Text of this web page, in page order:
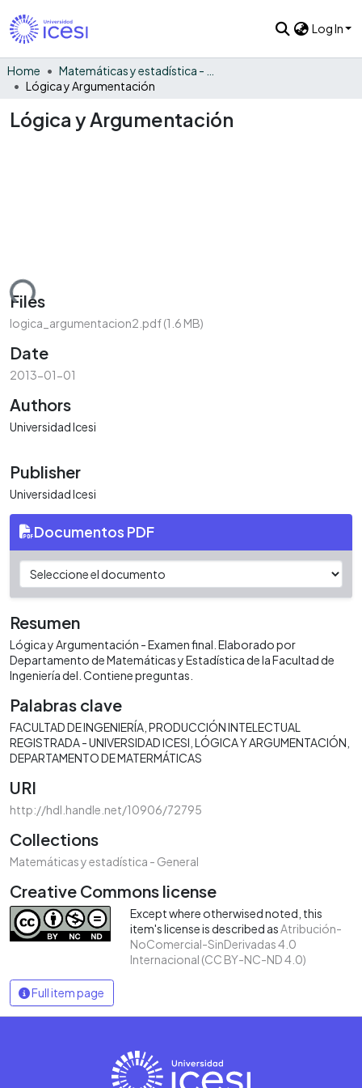
Log In
Home
Lógica y Argumentación
Lógica y Argumentación
Files
logica_argumentacion2.pdf(1.6 MB)
Date
2013-01-01
Authors
Universidad Icesi
Publisher
Universidad Icesi
Documentos PDF
Resumen
Lógica y Argumentación - Examen final. Elaborado por
Departamento de Matemáticas y Estadística de la Facultad de
Ingeniería del. Contiene preguntas.
Palabras clave
FACULTAD DE INGENIERÍA PRODUCCIÓN INTELECTUAL
REGISTRADA - UNIVERSIDAD ICESI LÓGICA Y ARGUMENTACIÓN
DEPARTAMENTO DE MATERMÁTICAS
URI
http://hdl.handle.net/10906/72795
Collections
Matemáticas y estadística - General
Creative Commons license
Except where otherwised noted, this
item's license is described asAtribución-
NoComercial-SinDerivadas 4.0
Internacional (CC BY-NC-ND 4.0)
Full item page